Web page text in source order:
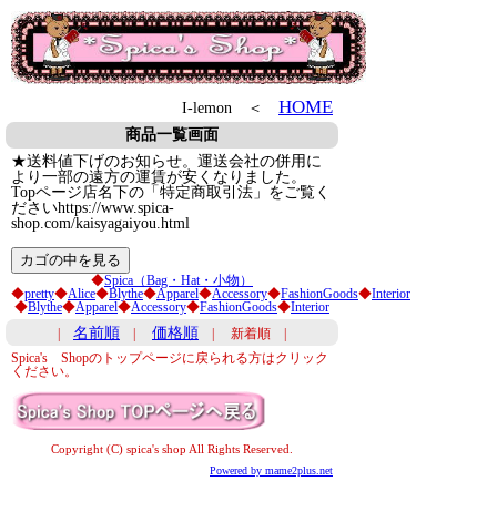
I-lemon ＜ HOME
商品一覧画面
★送料値下げのお知らせ。運送会社の併用に
より一部の遠方の運賃が安くなりました。
Topページ店名下の「特定商取引法」をご覧く
ださいhttps://www.spica-
shop.com/kaisyagaiyou.html
◆Spica（Bag・Hat・小物）
◆pretty◆Alice◆Blythe◆Apparel◆Accessory◆FashionGoods◆Interior
◆Blythe◆Apparel◆Accessory◆FashionGoods◆Interior
| 名前順 | 価格順 | 新着順 |
Spica's Shopのトップページに戻られる方はクリック
ください。
Copyright (C) spica's shop All Rights Reserved.
Powered by mame2plus.net